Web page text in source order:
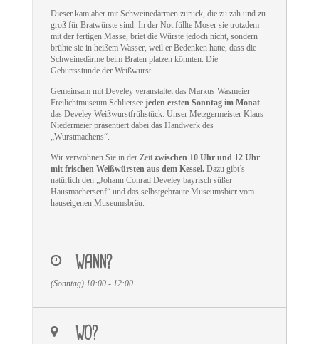
Dieser kam aber mit Schweinedärmen zurück, die zu zäh und zu
groß für Bratwürste sind. In der Not füllte Moser sie trotzdem
mit der fertigen Masse, briet die Würste jedoch nicht, sondern
brühte sie in heißem Wasser, weil er Bedenken hatte, dass die
Schweinedärme beim Braten platzen könnten. Die
Geburtsstunde der Weißwurst.
Gemeinsam mit Develey veranstaltet das Markus Wasmeier
Freilichtmuseum Schlierseejeden ersten Sonntag im Monat
das Develey Weißwurstfrühstück. Unser Metzgermeister Klaus
Niedermeier präsentiert dabei das Handwerk des
„Wurstmachens“.
Wir verwöhnen Sie in der Zeit zwischen 10 Uhr und 12 Uhr
mit frischen Weißwürsten aus dem Kessel.Dazu gibt’s
natürlich den „Johann Conrad Develey bayrisch süßer
Hausmachersenf“ und das selbstgebraute Museumsbier vom
hauseigenen Museumsbräu.
WANN?
(Sonntag) 10:00 - 12:00
WO?